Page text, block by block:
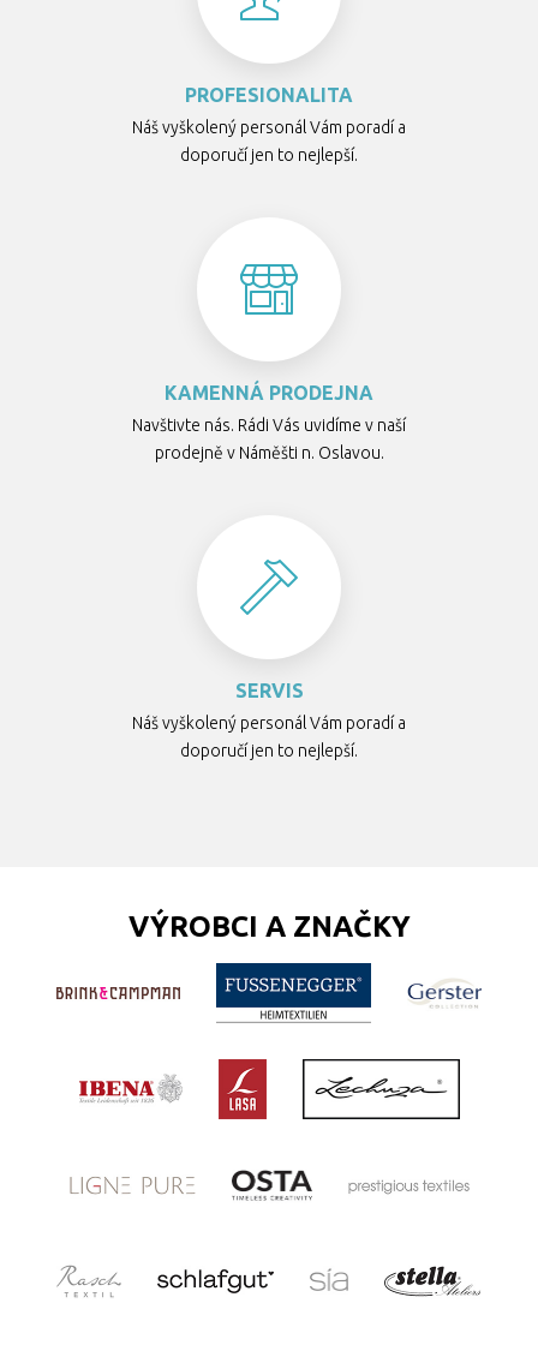
PROFESIONALITA
Náš vyškolený personál Vám poradí a
doporučí jen to nejlepší.
KAMENNÁ PRODEJNA
Navštivte nás. Rádi Vás uvidíme v naší
prodejně v Náměšti n. Oslavou.
SERVIS
Náš vyškolený personál Vám poradí a
doporučí jen to nejlepší.
VÝROBCI A ZNAČKY